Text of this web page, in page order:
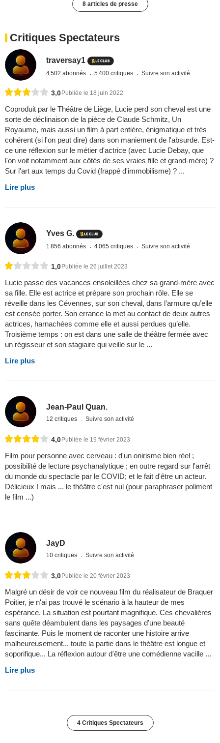
8 articles de presse
Critiques Spectateurs
traversay1
4 502 abonnés 5 400 critiques Suivre son activité
3,0 Publiée le 18 juin 2022
Coproduit par le Théâtre de Liège, Lucie perd son cheval est une
sorte de déclinaison de la pièce de Claude Schmitz, Un
Royaume, mais aussi un film à part entière, énigmatique et très
cohérent (si l'on peut dire) dans son maniement de l'absurde. Est-
ce une réflexion sur le métier d'actrice (avec Lucie Debay, que
l'on voit notamment aux côtés de ses vraies fille et grand-mère) ?
Sur l'art aux temps du Covid (frappé d'immobilisme) ? ...
Lire plus
Yves G.
1 856 abonnés 4 065 critiques Suivre son activité
1,0Publiée le 26 juillet 2023
Lucie passe des vacances ensoleillées chez sa grand-mère avec
sa fille. Elle est actrice et prépare son prochain rôle. Elle se
réveille dans les Cévennes, sur son cheval, dans l’armure qu’elle
est censée porter. Son errance la met au contact de deux autres
actrices, harnachées comme elle et aussi perdues qu’elle.
Troisième temps : on est dans une salle de théâtre fermée avec
un régisseur et son stagiaire qui veille sur le ...
Lire plus
Jean-Paul Quan.
12 critiques Suivre son activité
4,0Publiée le 19 février 2023
Film pour personne avec cerveau : d'un onirisme bien réel ;
possibilité de lecture psychanalytique ; en outre regard sur l'arrêt
du monde du spectacle par le COVID; et le fait d'être un acteur.
Délicieux ! mais ... le théâtre c'est nul (pour paraphraser poliment
le film ...)
JayD
10 critiques Suivre son activité
3,0 Publiée le 20 février 2023
Malgré un désir de voir ce nouveau film du réalisateur de Braquer
Poitier, je n'ai pas trouvé le scénario à la hauteur de mes
espérance. La situation est pourtant magnifique. Ces chevalières
sans quête déambulent dans les paysages d'une beauté
fascinante. Puis le moment de raconter une histoire arrive
malheureusement... toute la partie dans le théâtre est longue et
soporifique... La réflexion autour d'être une comédienne vacille ...
Lire plus
4 Critiques Spectateurs